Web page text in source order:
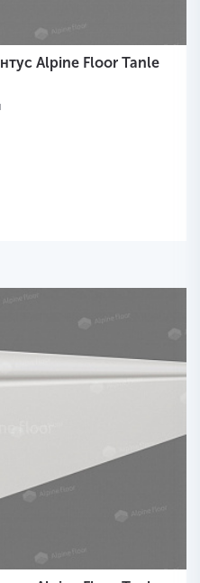
Alpine Floor Tanle